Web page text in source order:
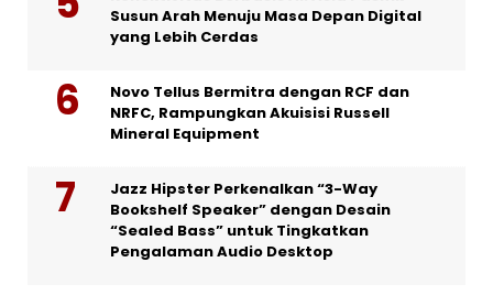
Susun Arah Menuju Masa Depan Digital
yang Lebih Cerdas
Novo Tellus Bermitra dengan RCF dan
NRFC, Rampungkan Akuisisi Russell
Mineral Equipment
Jazz Hipster Perkenalkan “3-Way
Bookshelf Speaker” dengan Desain
“Sealed Bass” untuk Tingkatkan
Pengalaman Audio Desktop